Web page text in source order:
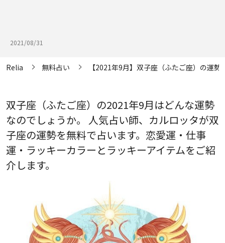
2021/08/31
Relia 無料占い 【2021年9月】双子座（ふたご座）の運勢
双子座（ふたご座）の2021年9月はどんな運勢
なのでしょうか。 人気占い師、カルロッタが双
子座の運勢を無料で占います。恋愛運・仕事
運・ラッキーカラーとラッキーアイテムをご紹
介します。